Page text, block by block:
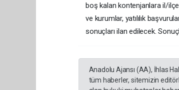
boş kalan kontenjanlara il/
ve kurumlar, yatılılık
sonuçları ilan edilecek.
Anadolu Ajansı (AA), İhlas
tüm haberler, sitemizin